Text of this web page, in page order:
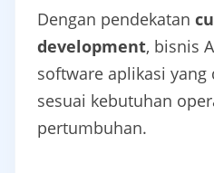
Dengan pendekatan
development, bisnis
software aplikasi yang
sesuai kebutuhan
pertumbuhan.